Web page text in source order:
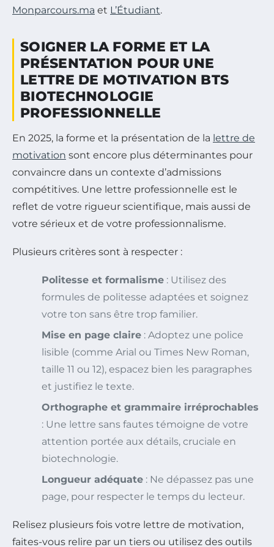
Monparcours.ma et L’Étudiant.
SOIGNER LA FORME ET LA
PRÉSENTATION POUR UNE
LETTRE DE MOTIVATION BTS
BIOTECHNOLOGIE
PROFESSIONNELLE
En 2025, la forme et la présentation de la lettre de
motivation sont encore plus déterminantes pour
convaincre dans un contexte d’admissions
compétitives. Une lettre professionnelle est le
reflet de votre rigueur scientifique, mais aussi de
votre sérieux et de votre professionnalisme.
Plusieurs critères sont à respecter :
Politesse et formalisme : Utilisez des
formules de politesse adaptées et soignez
votre ton sans être trop familier.
Mise en page claire : Adoptez une police
lisible (comme Arial ou Times New Roman,
taille 11 ou 12), espacez bien les paragraphes
et justifiez le texte.
Orthographe et grammaire irréprochables
: Une lettre sans fautes témoigne de votre
attention portée aux détails, cruciale en
biotechnologie.
Longueur adéquate : Ne dépassez pas une
page, pour respecter le temps du lecteur.
Relisez plusieurs fois votre lettre de motivation,
faites-vous relire par un tiers ou utilisez des outils